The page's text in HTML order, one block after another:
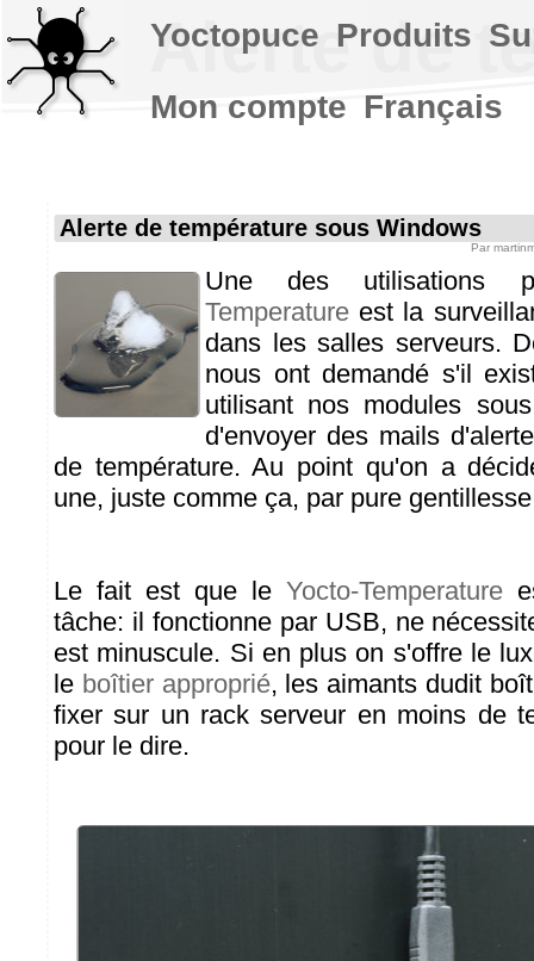
Alerte de
Alerte de température sous Windows
Par
Une des
Temperature est la
dans les salles serveurs.
nous ont demandé s'il
utilisant nos modules
d'envoyer des mails
de température. Au point qu'on a
une, juste comme ça, par pure
Le fait est que le Yocto-Temperature
tâche: il fonctionne par USB, ne
est minuscule. Si en plus on s'offre le
le boîtier approprié, les aimants dudit
fixer sur un rack serveur en moins de
pour le dire.
Yoctopuce Produits
Mon compte Français